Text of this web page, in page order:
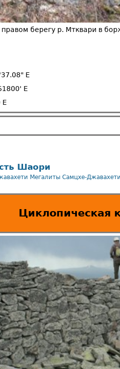
берегу р. Мтквари в
E
E
Шаори
Мегалиты Самцхе-Джавахети
Циклопическая